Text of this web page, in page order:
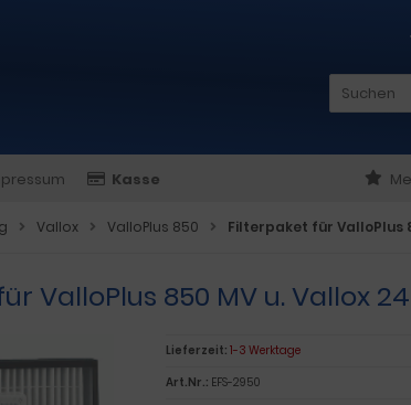
Kasse
Vallox ValloPlus 850 Filterpaket für ValloPlus
ValloPlus 850 MV u. Vallox
Lieferzeit: 1-3 Werktage
Art.Nr.: EFS-2950